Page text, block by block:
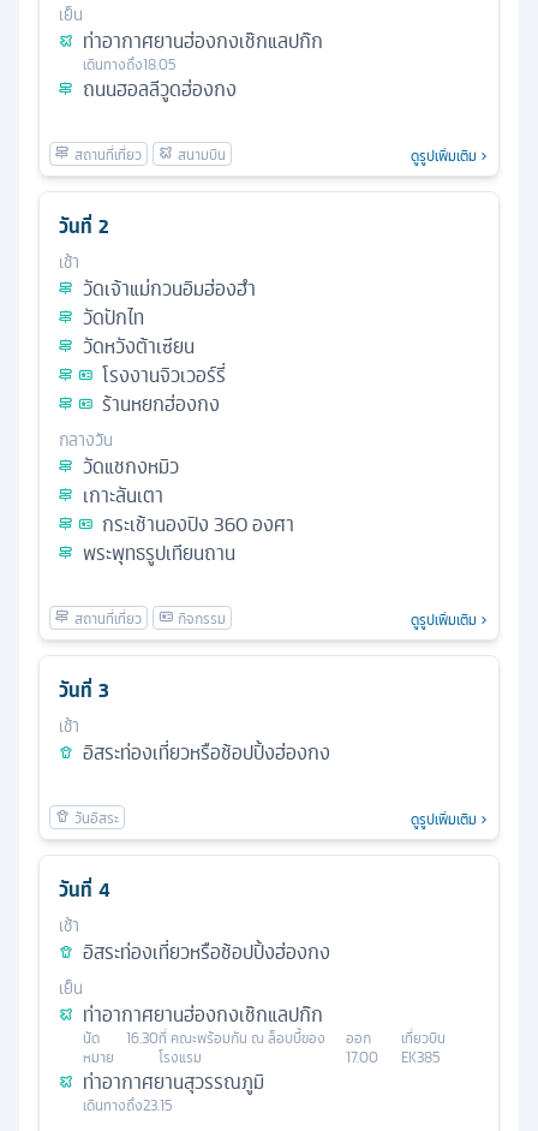
เย็น
ท่าอากาศยานฮ่องกงเช๊กแลปก๊ก
เดินทางถึง18.05
ถนนฮอลลีวูดฮ่องกง
ดูรูปเพิ่มเติม
วันที่ 2
เช้า
วัดเจ้าแม่กวนอิมฮ่องฮำ
วัดปักไท
วัดหวังต้าเซียน
โรงงานจิวเวอร์รี่
ร้านหยกฮ่องกง
กลางวัน
วัดแชกงหมิว
เกาะลันเตา
กระเช้านองปิง 360 องศา
พระพุทธรูปเทียนถาน
ดูรูปเพิ่มเติม
วันที่ 3
เช้า
อิสระท่องเที่ยวหรือช้อปปิ้งฮ่องกง
ดูรูปเพิ่มเติม
วันที่ 4
เช้า
อิสระท่องเที่ยวหรือช้อปปิ้งฮ่องกง
เย็น
ท่าอากาศยานฮ่องกงเช๊กแลปก๊ก
นัด
หมาย
16.30ที่ คณะพร้อมกัน ณ ล็อบบี้ของ
โรงแรม
ออก
17.00
เที่ยวบิน
EK385
ท่าอากาศยานสุวรรณภูมิ
เดินทางถึง23.15